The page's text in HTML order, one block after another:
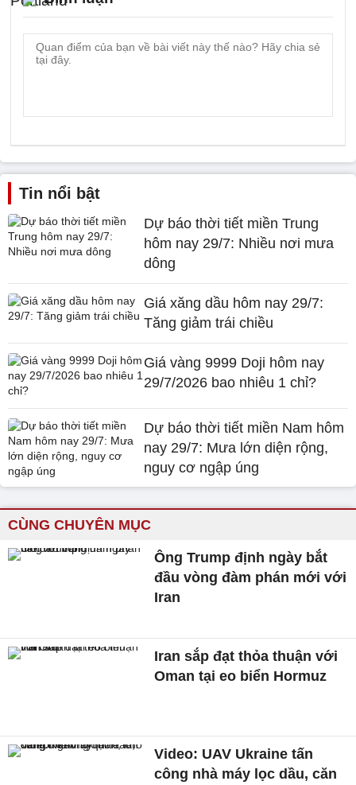
Tin nổi bật
Dự báo thời tiết miền Trung
hôm nay 29/7: Nhiều nơi mưa
dông
Giá xăng dầu hôm nay 29/7:
Tăng giảm trái chiều
Giá vàng 9999 Doji hôm nay
29/7/2026 bao nhiêu 1 chỉ?
Dự báo thời tiết miền Nam hôm
nay 29/7: Mưa lớn diện rộng,
nguy cơ ngập úng
CÙNG CHUYÊN MỤC
Ông Trump định ngày bắt
đầu vòng đàm phán mới với
Iran
Iran sắp đạt thỏa thuận với
Oman tại eo biển Hormuz
Video: UAV Ukraine tấn
công nhà máy lọc dầu, căn